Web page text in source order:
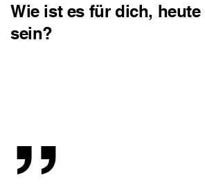
Wie ist es für dich, heute
sein?
„